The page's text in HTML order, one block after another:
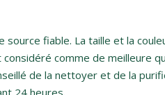
fiable. La taille et la
comme de meilleure
de la nettoyer et de la
24 heures.